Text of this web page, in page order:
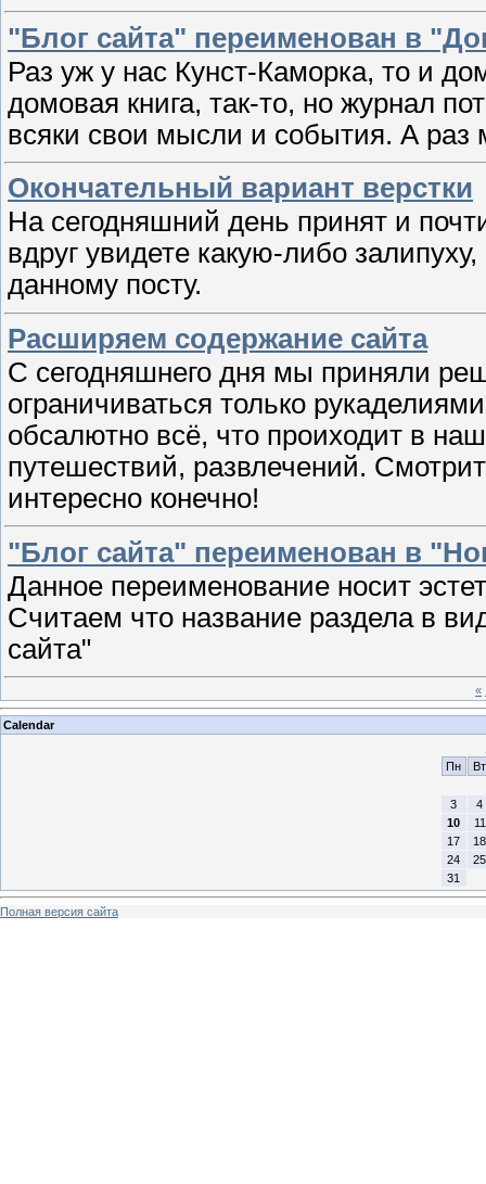
"Блог сайта" переименован в
Раз уж у нас Кунст-Каморка, то и
домовая книга, так-то, но журнал
всяки свои мысли и события. А раз
Окончательный вариант верстки
На сегодняшний день принят и
вдруг увидете какую-либо
данному посту.
Расширяем содержание сайта
С сегодняшнего дня мы приняли
ограничиваться только
обсалютно всё, что проиходит в
путешествий, развлечений.
интересно конечно!
"Блог сайта" переименован в
Данное переименование носит
Считаем что название раздела в
сайта"
«
Calendar
Пн
Вт
3
4
10
11
17
18
24
25
31
Полная версия сайта